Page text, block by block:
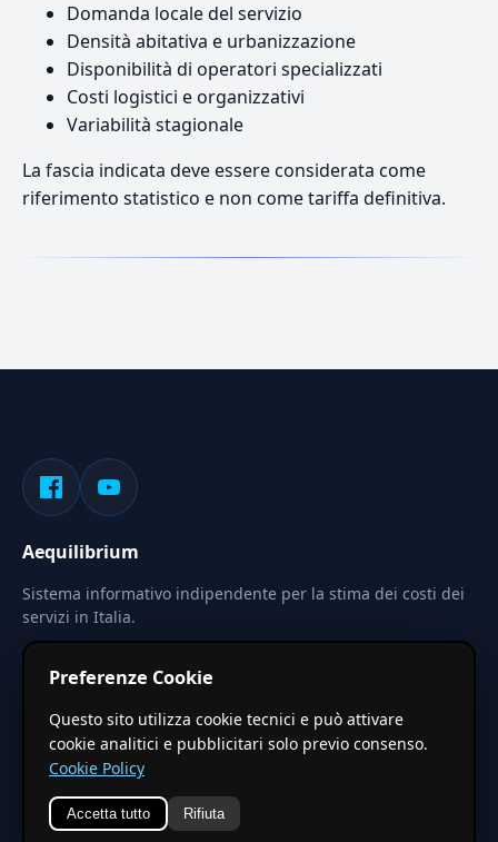
Domanda locale del servizio
Densità abitativa e urbanizzazione
Disponibilità di operatori specializzati
Costi logistici e organizzativi
Variabilità stagionale
La fascia indicata deve essere considerata come
riferimento statistico e non come tariffa definitiva.
Aequilibrium
Sistema informativo indipendente per la stima dei costi dei
servizi in Italia.
Le stime pubblicate sono calcolate tramite coefficienti
territoriali regionali applicati a valori base nazionali. Non
costituiscono preventivo ufficiale.
© 2026 Aequilibrium — Un progetto di vxd.mobi
Preferenze Cookie
Questo sito utilizza cookie tecnici e può attivare
cookie analitici e pubblicitari solo previo consenso.
Cookie Policy
Accetta tutto Rifiuta